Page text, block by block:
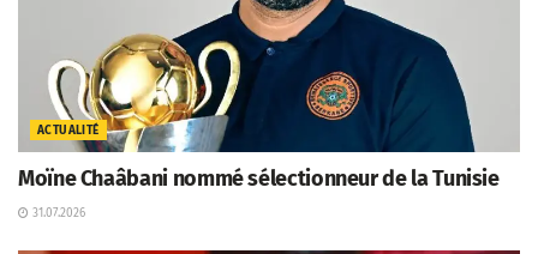
ACTUALITÉ
Moïne Chaâbani nommé sélectionneur de la Tunisie
31.07.2026